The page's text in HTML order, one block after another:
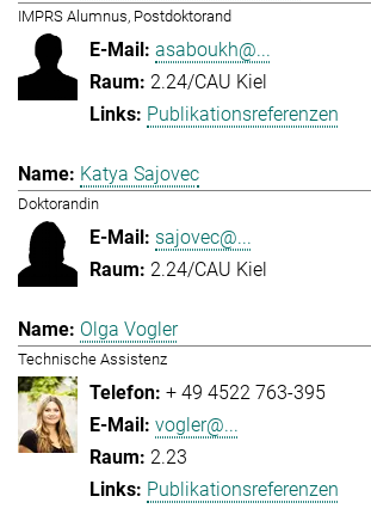
IMPRS Alumnus, Postdoktorand
asaboukh@...
2.24/CAU Kiel
Publikationsreferenzen
Katya Sajovec
Doktorandin
sajovec@...
2.24/CAU Kiel
Olga Vogler
Technische Assistenz
+ 49 4522 763-395
vogler@...
2.23
Publikationsreferenzen